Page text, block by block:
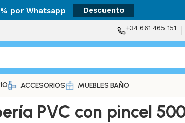
por Whatsapp Descuento
+34 661 465 151
ACCESORIOS MUEBLES BAÑO
PVC con pincel